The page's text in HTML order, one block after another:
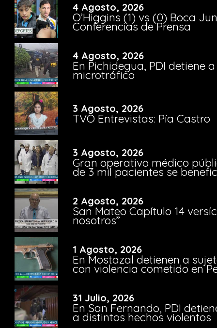
4 Agosto, 2026
O’Higgins (1) vs (0) Boca
Conferencias de Prensa
4 Agosto, 2026
En Pichidegua, PDI detiene
microtráfico
3 Agosto, 2026
TVO Entrevistas: Pía Castro
3 Agosto, 2026
Gran operativo médico
de 3 mil pacientes se
2 Agosto, 2026
San Mateo Capítulo 14
nosotros”
1 Agosto, 2026
En Mostazal detienen a
con violencia cometido en
31 Julio, 2026
En San Fernando, PDI
a distintos hechos violentos